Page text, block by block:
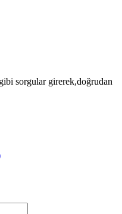
sorgular girerek,doğrudan